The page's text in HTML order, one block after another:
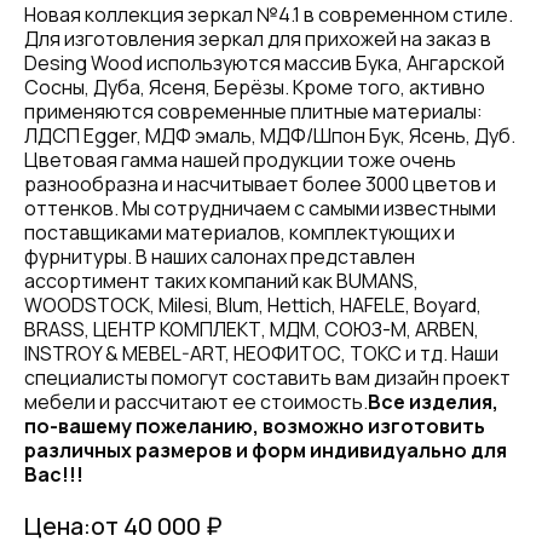
Новая коллекция зеркал №4.1 в современном стиле.
Для изготовления зеркал для прихожей на заказ в
Desing Wood используются массив Бука, Ангарской
Сосны, Дуба, Ясеня, Берёзы. Кроме того, активно
применяются современные плитные материалы:
ЛДСП Egger, МДФ эмаль, МДФ/Шпон Бук, Ясень, Дуб.
Цветовая гамма нашей продукции тоже очень
разнообразна и насчитывает более 3000 цветов и
оттенков. Мы сотрудничаем с самыми известными
поставщиками материалов, комплектующих и
фурнитуры. В наших салонах представлен
ассортимент таких компаний как BUMANS,
WOODSTOCK, Milesi, Blum, Hettich, HAFELE, Boyard,
BRASS, ЦЕНТР КОМПЛЕКТ, МДМ, СОЮЗ-М, ARBEN,
INSTROY & MEBEL-ART, НЕОФИТОС, ТОКС и тд. Наши
специалисты помогут составить вам дизайн проект
мебели и рассчитают ее стоимость.Все изделия,
по-вашему пожеланию, возможно изготовить
различных размеров и форм индивидуально для
Вас!!!
Цена:от 40 000 ₽